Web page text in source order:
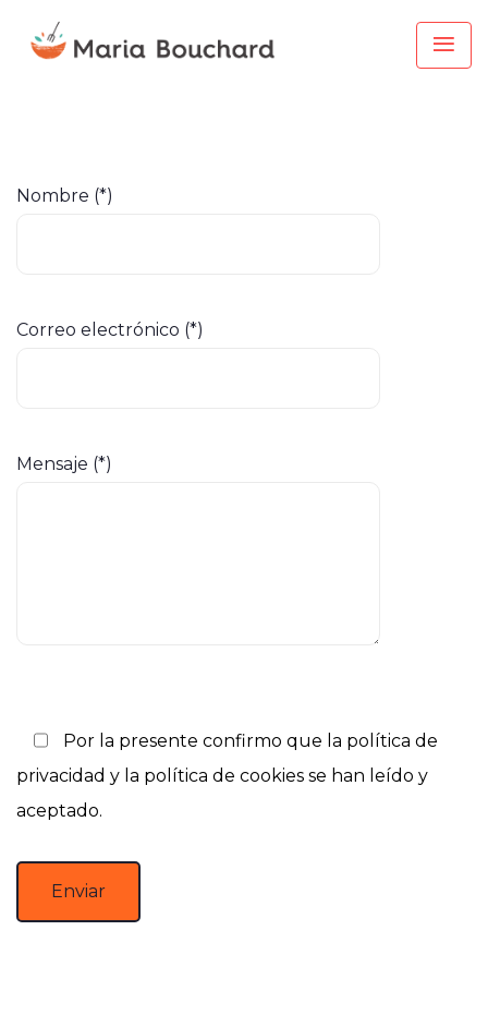
Formulario para solicitar
Nombre (*)
Correo electrónico (*)
Mensaje (*)
Por la presente confirmo que la política de
privacidad y la política de cookies se han leído y
aceptado.